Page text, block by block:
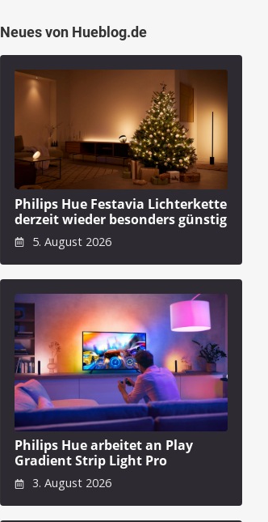
Neues von Hueblog.de
Philips Hue Festavia Lichterkette
derzeit wieder besonders günstig
5. August 2026
Philips Hue arbeitet an Play
Gradient Strip Light Pro
3. August 2026